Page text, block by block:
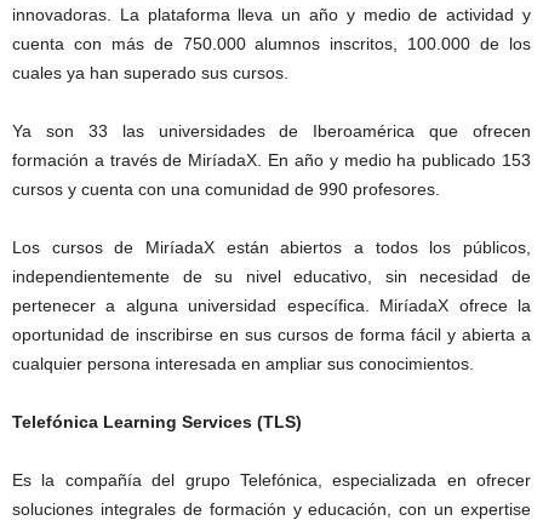
innovadoras. La plataforma lleva un año y medio de actividad y
cuenta con más de 750.000 alumnos inscritos, 100.000 de los
cuales ya han superado sus cursos.
Ya son 33 las universidades de Iberoamérica que ofrecen
formación a través de MiríadaX. En año y medio ha publicado 153
cursos y cuenta con una comunidad de 990 profesores.
Los cursos de MiríadaX están abiertos a todos los públicos,
independientemente de su nivel educativo, sin necesidad de
pertenecer a alguna universidad específica. MiríadaX ofrece la
oportunidad de inscribirse en sus cursos de forma fácil y abierta a
cualquier persona interesada en ampliar sus conocimientos.
Telefónica Learning Services (TLS)
Es la compañía del grupo Telefónica, especializada en ofrecer
soluciones integrales de formación y educación, con un expertise